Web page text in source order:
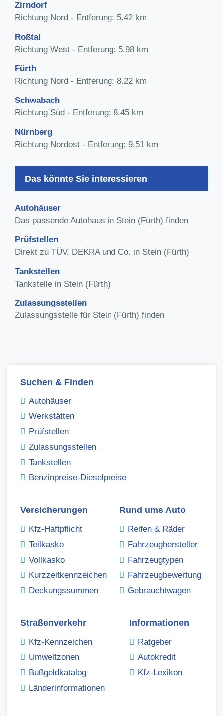
Zirndorf
Richtung Nord - Entferung: 5.42 km
Roßtal
Richtung West - Entferung: 5.98 km
Fürth
Richtung Nord - Entferung: 8.22 km
Schwabach
Richtung Süd - Entferung: 8.45 km
Nürnberg
Richtung Nordost - Entferung: 9.51 km
Das könnte Sie interessieren
Autohäuser
Das passende Autohaus in Stein (Fürth) finden
Prüfstellen
Direkt zu TÜV, DEKRA und Co. in Stein (Fürth)
Tankstellen
Tankstelle in Stein (Fürth)
Zulassungsstellen
Zulassungsstelle für Stein (Fürth) finden
Suchen & Finden
Autohäuser
Werkstätten
Prüfstellen
Zulassungsstellen
Tankstellen
Benzinpreise-Dieselpreise
Versicherungen
Kfz-Haftpflicht
Teilkasko
Vollkasko
Kurzzeitkennzeichen
Deckungssummen
Rund ums Auto
Reifen & Räder
Fahrzeughersteller
Fahrzeugtypen
Fahrzeugbewertung
Gebrauchtwagen
Straßenverkehr
Kfz-Kennzeichen
Umweltzonen
Bußgeldkatalog
Länderinformationen
Informationen
Ratgeber
Autokredit
Kfz-Lexikon